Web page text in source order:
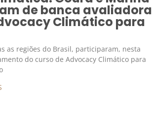
de banca avaliadora
Climático para
as regiões do Brasil, participaram, nesta
do curso de Advocacy Climático para